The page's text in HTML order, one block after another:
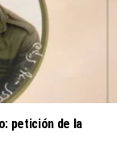
petición de la